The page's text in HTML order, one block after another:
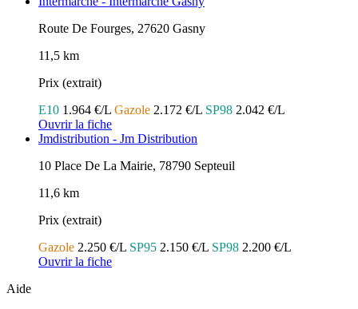
Route De Fourges, 27620 Gasny
11,5 km
Prix (extrait)
E10 1.964 €/L Gazole 2.172 €/L SP98 2.042 €/L
Ouvrir la fiche
Jmdistribution - Jm Distribution
10 Place De La Mairie, 78790 Septeuil
11,6 km
Prix (extrait)
Gazole 2.250 €/L SP95 2.150 €/L SP98 2.200 €/L
Ouvrir la fiche
Aide